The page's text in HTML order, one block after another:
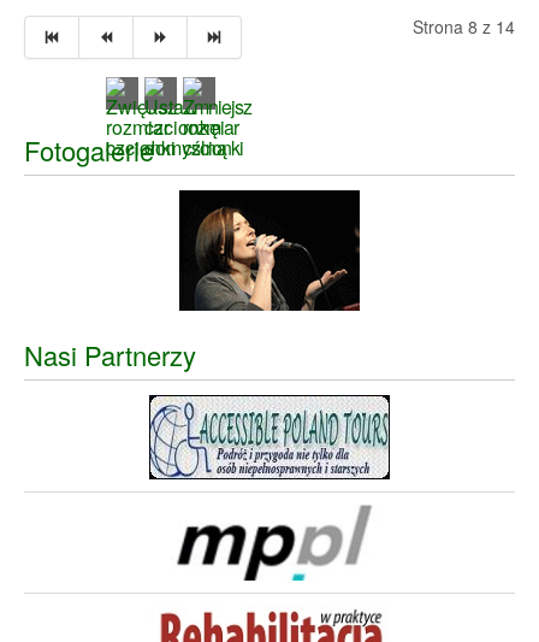
Strona 8 z 14
Fotogalerie
Nasi Partnerzy